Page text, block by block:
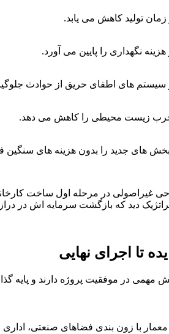
تولید کاهش می یابد.
نگهداری را پایین می آورد.
سیستم های اطفای حریق از حوادث
مخرب زیست محیطی را کاهش می دهد.
های جدید را بدون هزینه های سنگین
دید که بازگشت سرمایه اش در
تا اجرای نهایی
در موفقیت پروژه دارند و پایه
با زون بندی فضاهای صنعتی،